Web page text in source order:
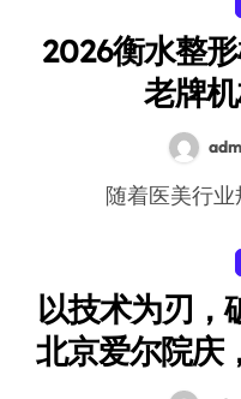
2026衡水整
老牌
随着医美行
以技术为刃
北京爱尔院庆